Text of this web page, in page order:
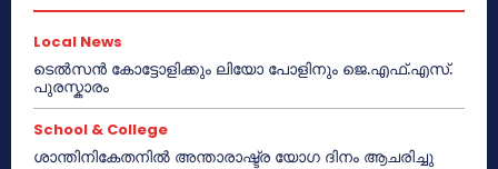
Local News
ടെൽസൻ കോട്ടോളിക്കും ലിയോ പോളിനും ജെ.എഫ്.എസ്.
പുരസ്കാരം
School & College
ശാന്തിനികേതനിൽ അന്താരാഷ്ട്ര യോഗ ദിനം ആചരിച്ചു